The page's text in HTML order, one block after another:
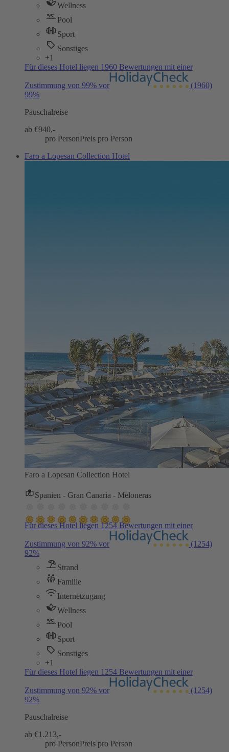
Wellness
Pool
Sport
Sonstiges
+1
Für dieses Hotel liegen 1960 Bewertungen mit einer
Zustimmung von 99% vor
(1960)
99%
Pauschalreise
ab €940,-
pro PersonPreis pro Person
Faro a Lopesan Collection Hotel
Faro a Lopesan Collection Hotel
Spanien - Gran Canaria - Meloneras
Für dieses Hotel liegen 1254 Bewertungen mit einer
Zustimmung von 92% vor
(1254)
92%
Strand
Familie
Internetzugang
Wellness
Pool
Sport
Sonstiges
+1
Für dieses Hotel liegen 1254 Bewertungen mit einer
Zustimmung von 92% vor
(1254)
92%
Pauschalreise
ab €1.213,-
pro PersonPreis pro Person